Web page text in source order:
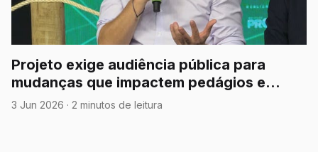
Projeto exige audiência pública para
mudanças que impactem pedágios e
concessões rodoviárias em MT
3 Jun 2026 · 2 minutos de leitura